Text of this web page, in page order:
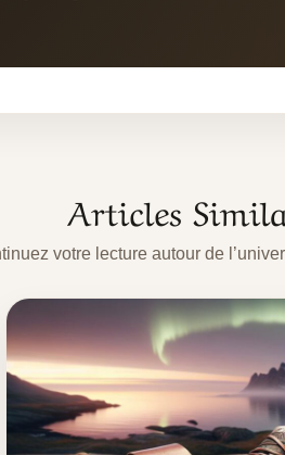
Articles
votre lecture autour de